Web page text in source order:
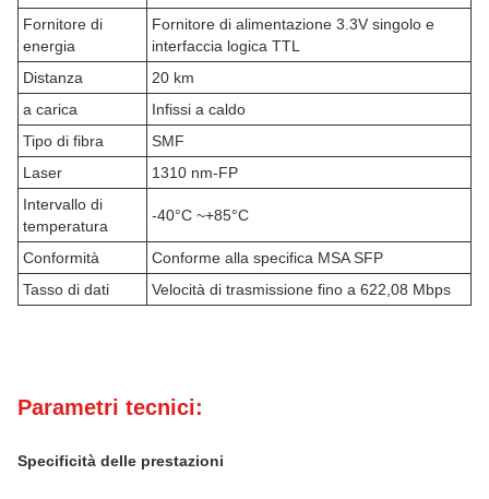
Fornitore di
energia
Fornitore di alimentazione 3.3V singolo e
interfaccia logica TTL
Distanza
20 km
a carica
Infissi a caldo
Tipo di fibra
SMF
Laser
1310 nm-FP
Intervallo di
temperatura
-40°C ~+85°C
Conformità
Conforme alla specifica MSA SFP
Tasso di dati
Velocità di trasmissione fino a 622,08 Mbps
Parametri tecnici:
Specificità delle prestazioni